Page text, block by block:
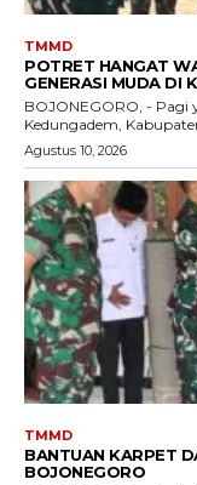
TMMD
POTRET HANGAT
GENERASI MUDA DI
BOJONEGORO, - Pagi
Kedungadem,
Agustus 10, 2026
TMMD
BANTUAN KARPET
BOJONEGORO